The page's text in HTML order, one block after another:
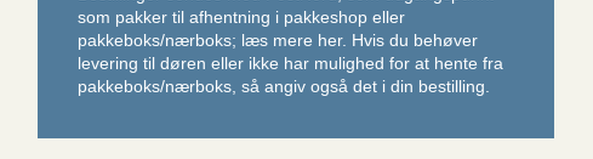
som pakker til afhentning i pakkeshop eller
pakkeboks/nærboks; læs mere her. Hvis du behøver
levering til døren eller ikke har mulighed for at hente fra
pakkeboks/nærboks, så angiv også det i din bestilling.